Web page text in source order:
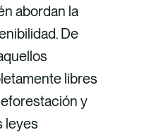
abordan la
De
libres
y
leyes